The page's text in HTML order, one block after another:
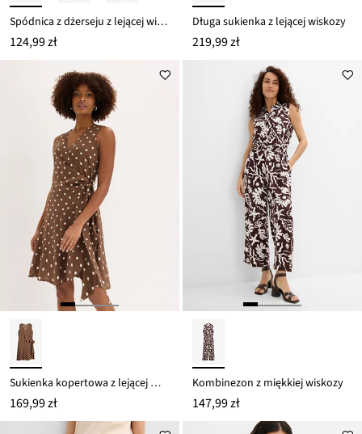
Spódnica z dżerseju z lejącej wiskozy
124,99 zł
Długa sukienka z lejącej wiskozy
219,99 zł
Sukienka kopertowa z lejącej mieszanki wiskozy
169,99 zł
Kombinezon z miękkiej wiskozy
147,99 zł